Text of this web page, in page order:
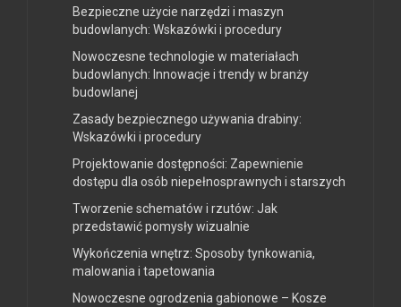
Bezpieczne użycie narzędzi i maszyn
budowlanych: Wskazówki i procedury
Nowoczesne technologie w materiałach
budowlanych: Innowacje i trendy w branży
budowlanej
Zasady bezpiecznego używania drabiny:
Wskazówki i procedury
Projektowanie dostępności: Zapewnienie
dostępu dla osób niepełnosprawnych i starszych
Tworzenie schematów i rzutów: Jak
przedstawić pomysły wizualnie
Wykończenia wnętrz: Sposoby tynkowania,
malowania i tapetowania
Nowoczesne ogrodzenia gabionowe – Kosze